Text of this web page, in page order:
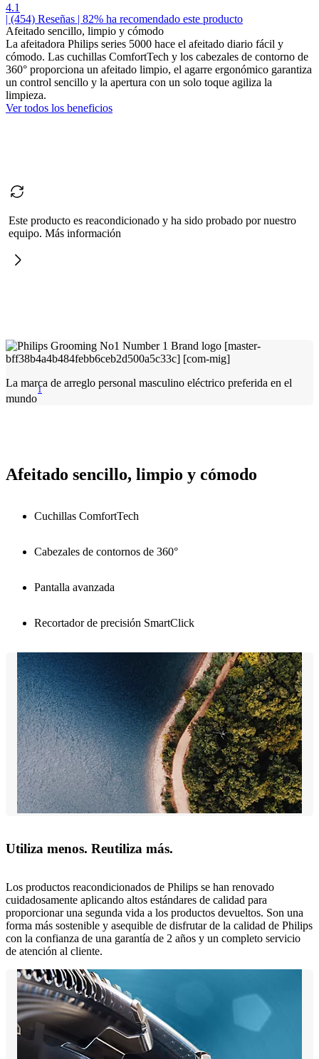
4.1
| (454) Reseñas | 82% ha recomendado este producto
Afeitado sencillo, limpio y cómodo
La afeitadora Philips series 5000 hace el afeitado diario fácil y
cómodo. Las cuchillas ComfortTech y los cabezales de contorno de
360° proporciona un afeitado limpio, el agarre ergonómico garantiza
un control sencillo y la apertura con un solo toque agiliza la
limpieza.
Ver todos los beneficios
Este producto es reacondicionado y ha sido probado por nuestro
equipo. Más información
La marca de arreglo personal masculino eléctrico preferida en el
mundo
1
Afeitado sencillo, limpio y cómodo
Cuchillas ComfortTech
Cabezales de contornos de 360°
Pantalla avanzada
Recortador de precisión SmartClick
Utiliza menos. Reutiliza más.
Los productos reacondicionados de Philips se han renovado
cuidadosamente aplicando altos estándares de calidad para
proporcionar una segunda vida a los productos devueltos. Son una
forma más sostenible y asequible de disfrutar de la calidad de Philips
con la confianza de una garantía de 2 años y un completo servicio
de atención al cliente.